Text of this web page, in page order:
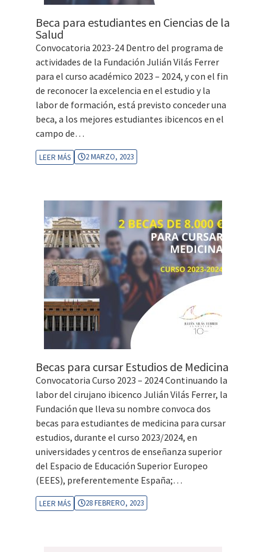
Beca para estudiantes en Ciencias de la
Salud
Convocatoria 2023-24 Dentro del programa de
actividades de la Fundación Julián Vilás Ferrer
para el curso académico 2023 – 2024, y con el fin
de reconocer la excelencia en el estudio y la
labor de formación, está previsto conceder una
beca, a los mejores estudiantes ibicencos en el
campo de…
LEER MÁS 2 MARZO, 2023
Becas para cursar Estudios de Medicina
Convocatoria Curso 2023 – 2024 Continuando la
labor del cirujano ibicenco Julián Vilás Ferrer, la
Fundación que lleva su nombre convoca dos
becas para estudiantes de medicina para cursar
estudios, durante el curso 2023/2024, en
universidades y centros de enseñanza superior
del Espacio de Educación Superior Europeo
(EEES), preferentemente España;…
LEER MÁS 28 FEBRERO, 2023